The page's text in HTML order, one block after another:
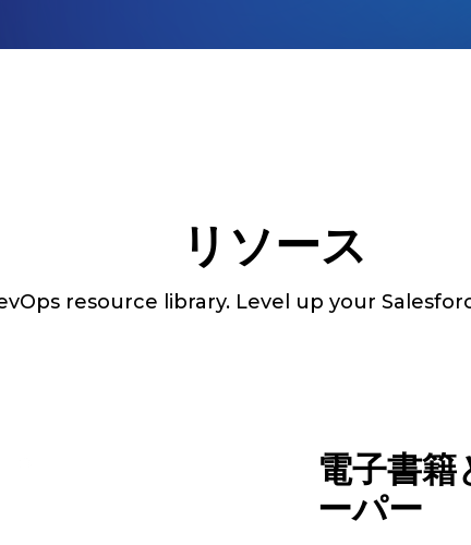
リソース
resource library. Level up your
電子書
ーパー